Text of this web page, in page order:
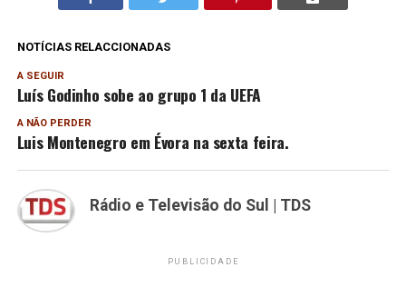
NOTÍCIAS RELACCIONADAS
A SEGUIR
Luís Godinho sobe ao grupo 1 da UEFA
A NÃO PERDER
Luis Montenegro em Évora na sexta feira.
Rádio e Televisão do Sul | TDS
PUBLICIDADE